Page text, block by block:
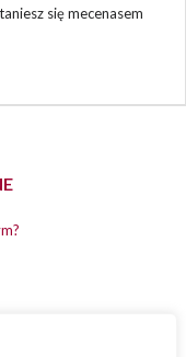
się mecenasem